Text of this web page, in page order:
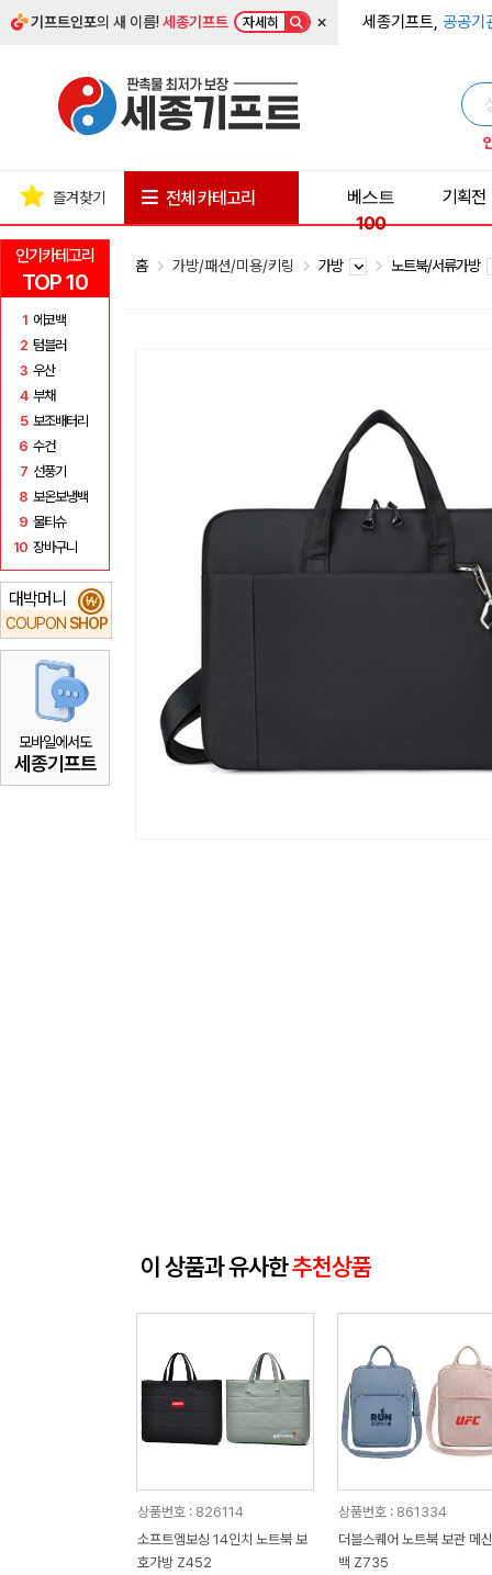
기프트인포의 새 이름!세종기프트 자세히 × 세종기프트, 공공기
인기카테고리
TOP 10
1 에코백
2 텀블러
3 우산
4 부채
5 보조배터리
6 수건
7 선풍기
8 보온보냉백
9 물티슈
10 장바구니
대박머니
COUPON SHOP
₩
모바일에서도
세종기프트
즐겨찾기 전체 카테고리
베스트
100
기획전
홈 가방/패션/미용/키링 가방 노트북/서류가방
이 상품과 유사한추천상품
상품번호 : 826114
소프트엠보싱 14인치 노트북 보
호가방 Z452
상품번호 : 861334
더블스퀘어 노트북 보관 메
백 Z735